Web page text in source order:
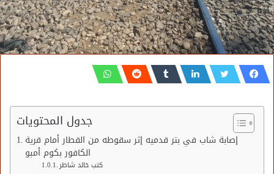
جدول المحتويات
إصابة شاب في بتر قدميه إثر سقوطه من القطار أمام قرية
الكافور بكوم أمبو
كتب خالد شاطر